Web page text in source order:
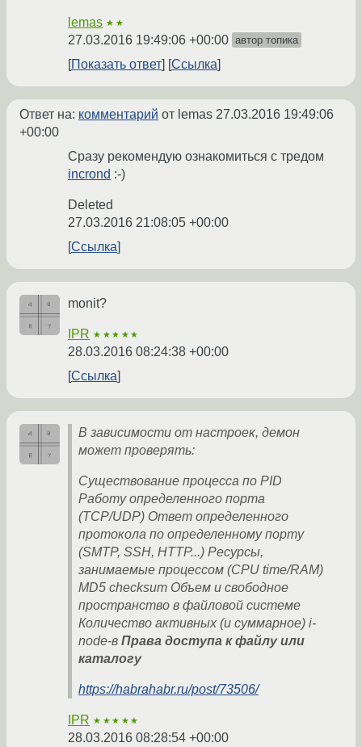
lemas ★★
27.03.2016 19:49:06 +00:00 автор топика
Показать ответ Ссылка
Ответ на: комментарий от lemas 27.03.2016 19:49:06
+00:00
Сразу рекомендую ознакомиться с тредом
incrond :-)
Deleted
27.03.2016 21:08:05 +00:00
Ссылка
monit?
IPR ★★★★★
28.03.2016 08:24:38 +00:00
Ссылка
В зависимости от настроек, демон
может проверять:
Существование процесса по PID
Работу определенного порта
(TCP/UDP) Ответ определенного
протокола по определенному порту
(SMTP, SSH, HTTP...) Ресурсы,
занимаемые процессом (CPU time/RAM)
MD5 checksum Объем и свободное
пространство в файловой системе
Количество активных (и суммарное) i-
node-в Права доступа к файлу или
каталогу
https://habrahabr.ru/post/73506/
IPR ★★★★★
28.03.2016 08:28:54 +00:00